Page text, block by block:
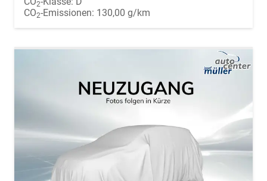
2
CO2-Emissionen: 130,00 g/km